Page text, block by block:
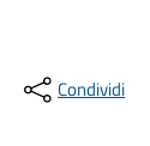
Condividi